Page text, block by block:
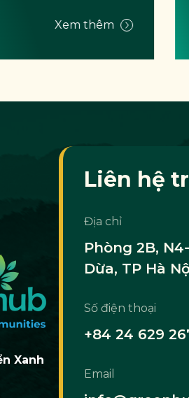
Xem thêm
Xanh
Liên hệ
Địa chỉ
Phòng 2B,
Dừa, TP Hà
Số điện thoại
+84 24 629
Email